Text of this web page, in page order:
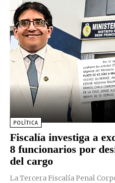
POLÍTICA
Fiscalía investiga a
8 funcionarios por
del cargo
La Tercera Fiscalía Penal